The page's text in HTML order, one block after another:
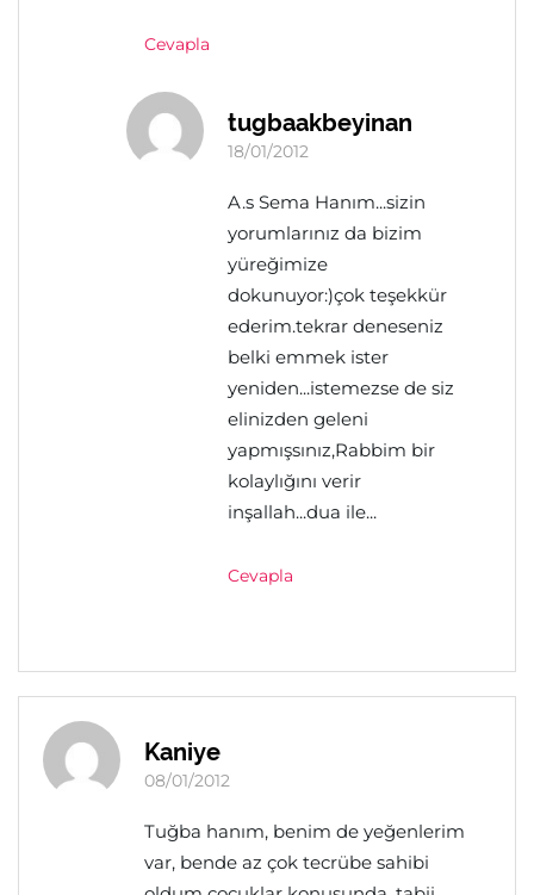
Cevapla
tugbaakbeyinan
18/01/2012
A.s Sema Hanım...sizin
yorumlarınız da bizim
yüreğimize
dokunuyor:)çok teşekkür
ederim.tekrar deneseniz
belki emmek ister
yeniden...istemezse de siz
elinizden geleni
yapmışsınız,Rabbim bir
kolaylığını verir
inşallah...dua ile...
Cevapla
Kaniye
08/01/2012
Tuğba hanım, benim de yeğenlerim
var, bende az çok tecrübe sahibi